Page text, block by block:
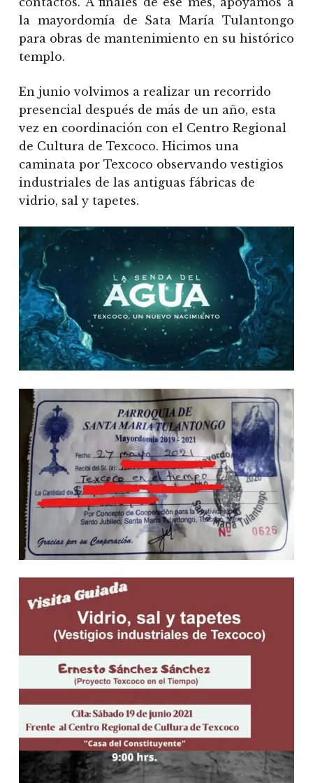
la mayordomía de Sata María Tulantongo
para obras de mantenimiento en su histórico
templo.
En junio volvimos a realizar un recorrido
presencial después de más de un año, esta
vez en coordinación con el Centro Regional
de Cultura de Texcoco. Hicimos una
caminata por Texcoco observando vestigios
industriales de las antiguas fábricas de
vidrio, sal y tapetes.